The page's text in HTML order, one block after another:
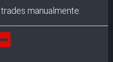
manualmente.